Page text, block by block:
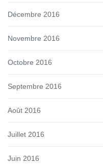
Décembre 2016
Novembre 2016
Octobre 2016
Septembre 2016
Août 2016
Juillet 2016
Juin 2016